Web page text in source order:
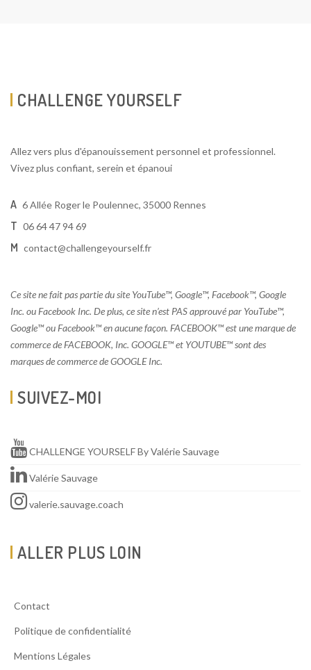
CHALLENGE YOURSELF
Allez vers plus d'épanouissement personnel et professionnel.
Vivez plus confiant, serein et épanoui
A 6 Allée Roger le Poulennec, 35000 Rennes
T 06 64 47 94 69
M contact@challengeyourself.fr
Ce site ne fait pas partie du site YouTube™, Google™, Facebook™, Google
Inc. ou Facebook Inc. De plus, ce site n’est PAS approuvé par YouTube™,
Google™ ou Facebook™ en aucune façon. FACEBOOK™ est une marque de
commerce de FACEBOOK, Inc. GOOGLE™ et YOUTUBE™ sont des
marques de commerce de GOOGLE Inc.
SUIVEZ-MOI
CHALLENGE YOURSELF By Valérie Sauvage
Valérie Sauvage
valerie.sauvage.coach
ALLER PLUS LOIN
Contact
Politique de confidentialité
Mentions Légales